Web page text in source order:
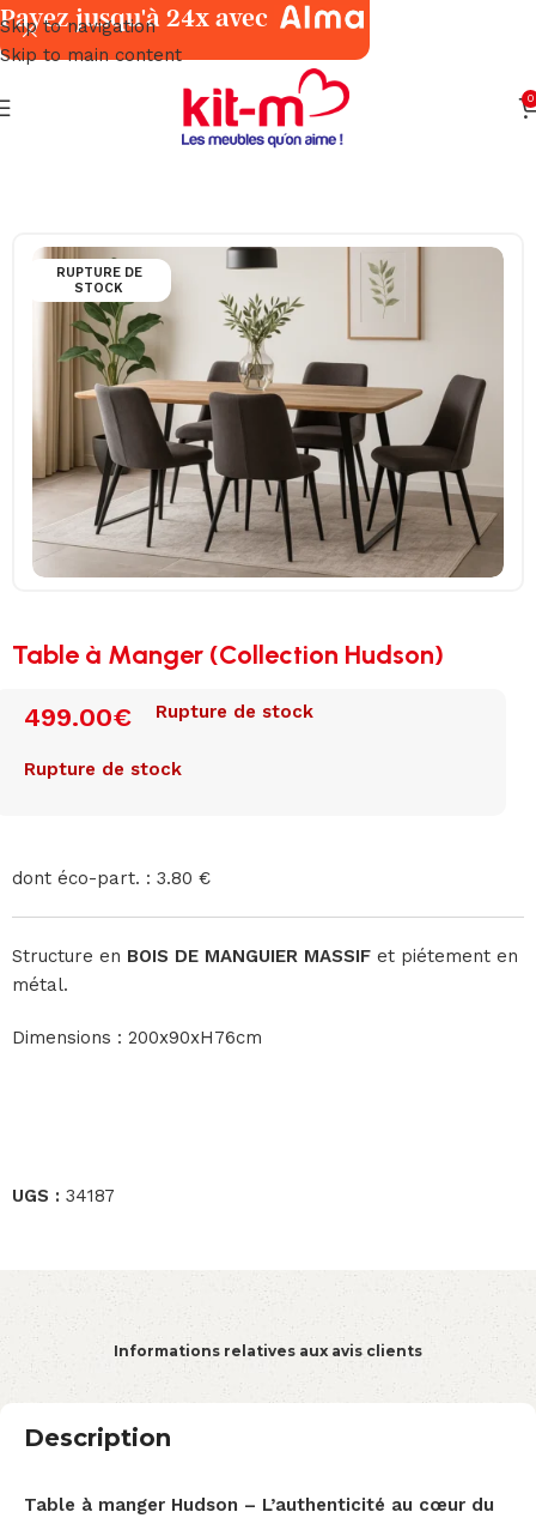
Skip to navigation
Skip to main content
0
Meubles Exotiques Bois de Manguier
RUPTURE DE
STOCK
Table à Manger (Collection Hudson)
499.00€ Rupture de stock
Rupture de stock
dont éco-part. : 3.80 €
Structure en BOIS DE MANGUIER MASSIF et piétement en
métal.
Dimensions : 200x90xH76cm
UGS : 34187
Informations relatives aux avis clients
Description
Table à manger Hudson – L’authenticité au cœur du
Payez jusqu'à 24x avec